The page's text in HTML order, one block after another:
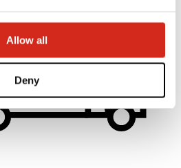
Allow all
Deny